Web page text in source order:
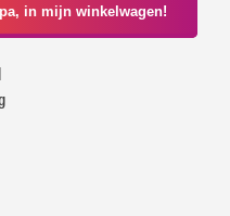
in mijn winkelwagen!